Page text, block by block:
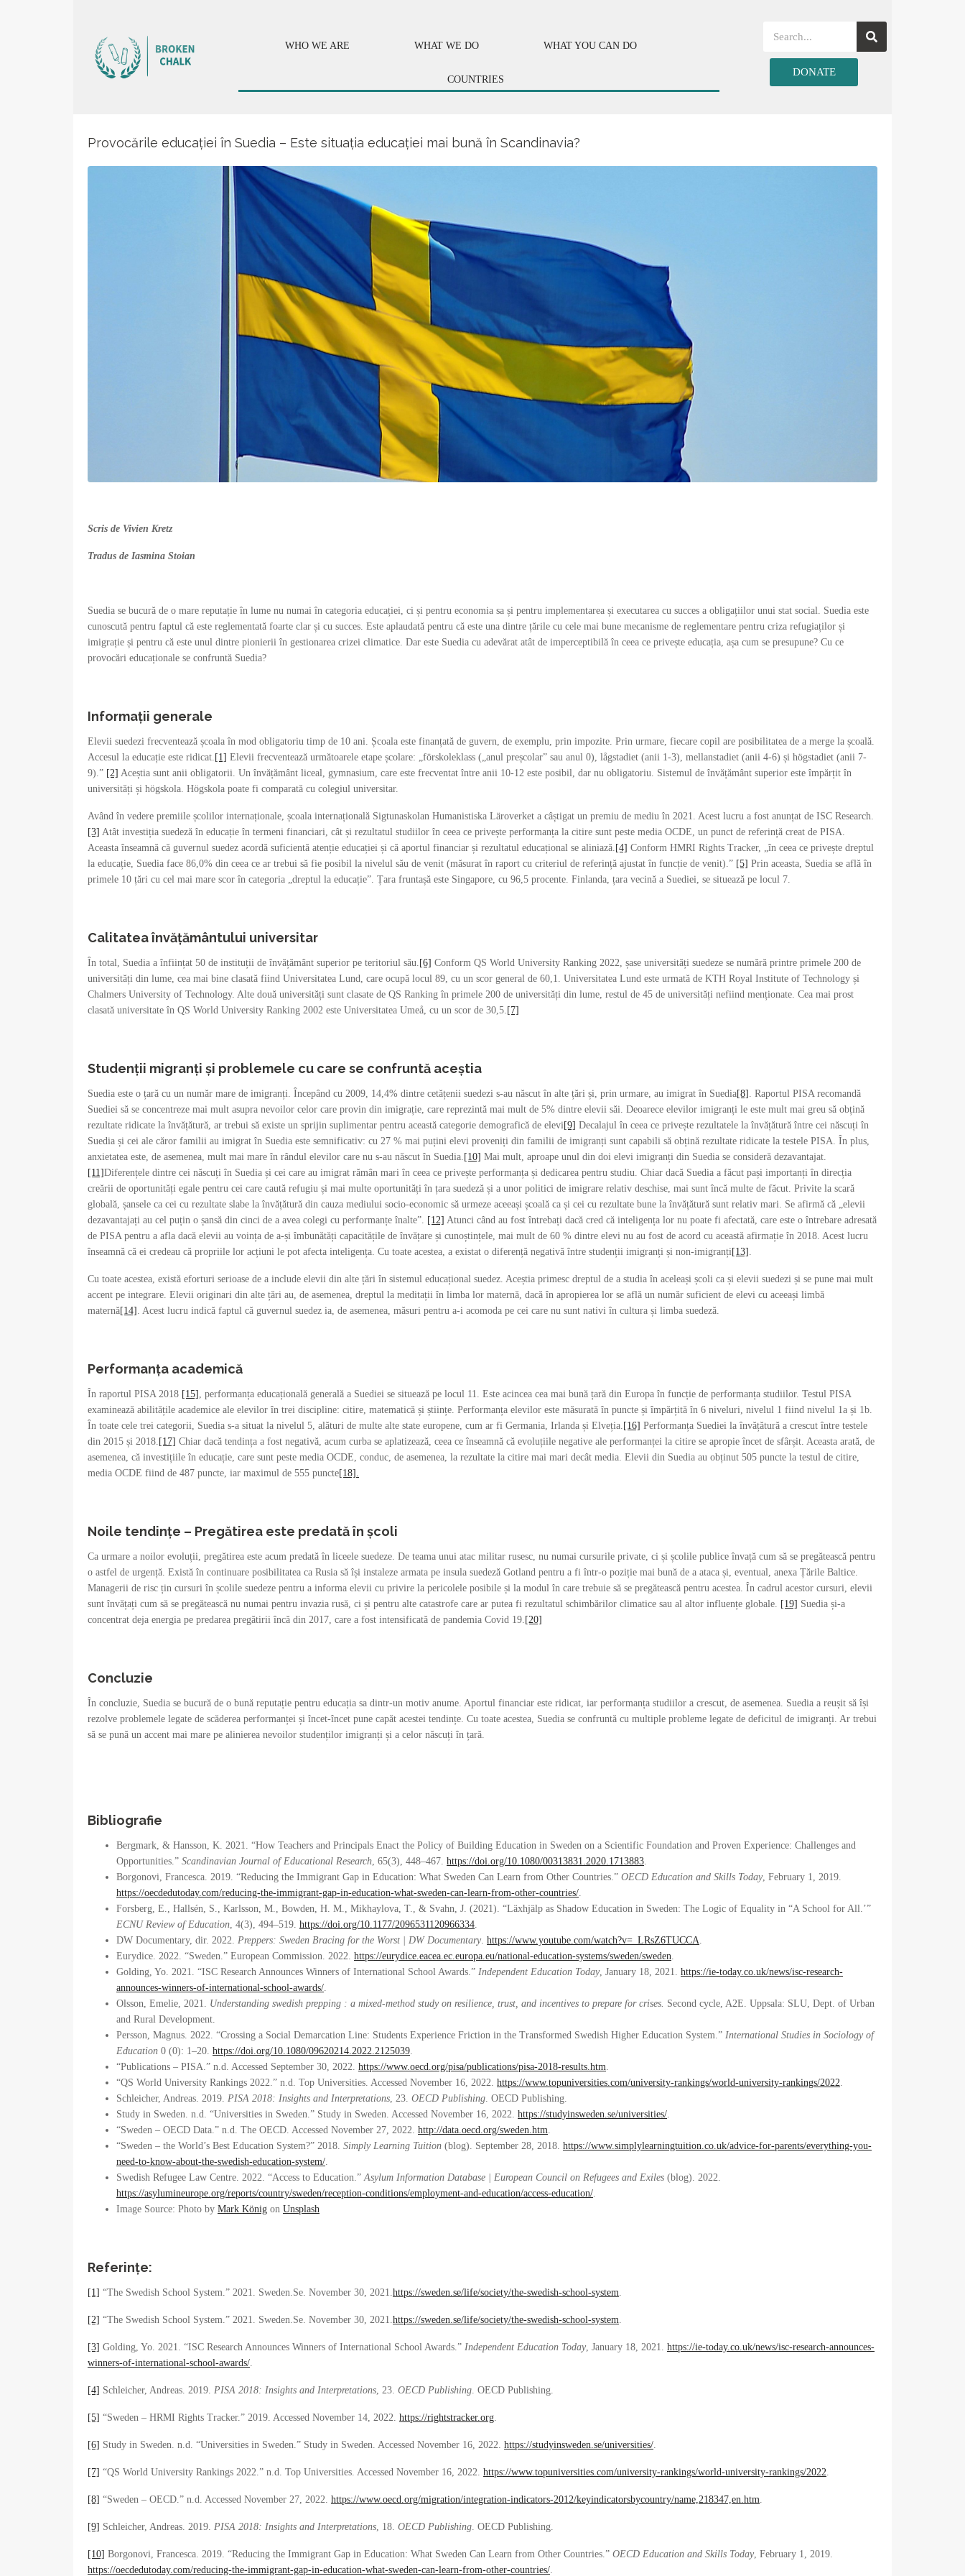
WHO WE ARE WHAT WE DO WHAT YOU CAN DO
COUNTRIES
DONATE
Provocările educației în Suedia – Este situația educației mai bună în Scandinavia?
Scris de Vivien Kretz
Tradus de Iasmina Stoian
Suedia se bucură de o mare reputație în lume nu numai în categoria educației, ci și pentru economia sa și pentru implementarea și executarea cu succes a obligațiilor unui stat social. Suedia este
cunoscută pentru faptul că este reglementată foarte clar și cu succes. Este aplaudată pentru că este una dintre țările cu cele mai bune mecanisme de reglementare pentru criza refugiaților și
imigrație și pentru că este unul dintre pionierii în gestionarea crizei climatice. Dar este Suedia cu adevărat atât de imperceptibilă în ceea ce privește educația, așa cum se presupune? Cu ce
provocări educaționale se confruntă Suedia?
Informații generale
Elevii suedezi frecventează școala în mod obligatoriu timp de 10 ani. Școala este finanțată de guvern, de exemplu, prin impozite. Prin urmare, fiecare copil are posibilitatea de a merge la școală.
Accesul la educație este ridicat. [1] Elevii frecventează următoarele etape școlare: „förskoleklass („anul preșcolar” sau anul 0), lågstadiet (anii 1-3), mellanstadiet (anii 4-6) și högstadiet (anii 7-
9).” [2] Aceștia sunt anii obligatorii. Un învățământ liceal, gymnasium, care este frecventat între anii 10-12 este posibil, dar nu obligatoriu. Sistemul de învățământ superior este împărțit în
universități și högskola. Högskola poate fi comparată cu colegiul universitar.
Având în vedere premiile școlilor internaționale, școala internațională Sigtunaskolan Humanistiska Läroverket a câștigat un premiu de mediu în 2021. Acest lucru a fost anunțat de ISC Research.
[3] Atât investiția suedeză în educație în termeni financiari, cât și rezultatul studiilor în ceea ce privește performanța la citire sunt peste media OCDE, un punct de referință creat de PISA.
Aceasta înseamnă că guvernul suedez acordă suficientă atenție educației și că aportul financiar și rezultatul educațional se aliniază. [4] Conform HMRI Rights Tracker, „în ceea ce privește dreptul
la educație, Suedia face 86,0% din ceea ce ar trebui să fie posibil la nivelul său de venit (măsurat în raport cu criteriul de referință ajustat în funcție de venit).” [5] Prin aceasta, Suedia se află în
primele 10 țări cu cel mai mare scor în categoria „dreptul la educație”. Țara fruntașă este Singapore, cu 96,5 procente. Finlanda, țara vecină a Suediei, se situează pe locul 7.
Calitatea învățământului universitar
În total, Suedia a înființat 50 de instituții de învățământ superior pe teritoriul său. [6] Conform QS World University Ranking 2022, șase universități suedeze se numără printre primele 200 de
universități din lume, cea mai bine clasată fiind Universitatea Lund, care ocupă locul 89, cu un scor general de 60,1. Universitatea Lund este urmată de KTH Royal Institute of Technology și
Chalmers University of Technology. Alte două universități sunt clasate de QS Ranking în primele 200 de universități din lume, restul de 45 de universități nefiind menționate. Cea mai prost
clasată universitate în QS World University Ranking 2002 este Universitatea Umeå, cu un scor de 30,5. [7]
Studenții migranți și problemele cu care se confruntă aceștia
Suedia este o țară cu un număr mare de imigranți. Începând cu 2009, 14,4% dintre cetățenii suedezi s-au născut în alte țări și, prin urmare, au imigrat în Suedia[8] . Raportul PISA recomandă
Suediei să se concentreze mai mult asupra nevoilor celor care provin din imigrație, care reprezintă mai mult de 5% dintre elevii săi. Deoarece elevilor imigranți le este mult mai greu să obțină
rezultate ridicate la învățătură, ar trebui să existe un sprijin suplimentar pentru această categorie demografică de elevi[9] Decalajul în ceea ce privește rezultatele la învățătură între cei născuți în
Suedia și cei ale căror familii au imigrat în Suedia este semnificativ: cu 27 % mai puțini elevi proveniți din familii de imigranți sunt capabili să obțină rezultate ridicate la testele PISA. În plus,
anxietatea este, de asemenea, mult mai mare în rândul elevilor care nu s-au născut în Suedia. [10] Mai mult, aproape unul din doi elevi imigranți din Suedia se consideră dezavantajat.
[11]Diferențele dintre cei născuți în Suedia și cei care au imigrat rămân mari în ceea ce privește performanța și dedicarea pentru studiu. Chiar dacă Suedia a făcut pași importanți în direcția
creării de oportunități egale pentru cei care caută refugiu și mai multe oportunități în țara suedeză și a unor politici de imigrare relativ deschise, mai sunt încă multe de făcut. Privite la scară
globală, șansele ca cei cu rezultate slabe la învățătură din cauza mediului socio-economic să urmeze aceeași școală ca și cei cu rezultate bune la învățătură sunt relativ mari. Se afirmă că „elevii
dezavantajați au cel puțin o șansă din cinci de a avea colegi cu performanțe înalte”. [12] Atunci când au fost întrebați dacă cred că inteligența lor nu poate fi afectată, care este o întrebare adresată
de PISA pentru a afla dacă elevii au voința de a-și îmbunătăți capacitățile de învățare și cunoștințele, mai mult de 60 % dintre elevi nu au fost de acord cu această afirmație în 2018. Acest lucru
înseamnă că ei credeau că propriile lor acțiuni le pot afecta inteligența. Cu toate acestea, a existat o diferență negativă între studenții imigranți și non-imigranți[13] .
Cu toate acestea, există eforturi serioase de a include elevii din alte țări în sistemul educațional suedez. Aceștia primesc dreptul de a studia în aceleași școli ca și elevii suedezi și se pune mai mult
accent pe integrare. Elevii originari din alte țări au, de asemenea, dreptul la meditații în limba lor maternă, dacă în apropierea lor se află un număr suficient de elevi cu aceeași limbă
maternă[14] . Acest lucru indică faptul că guvernul suedez ia, de asemenea, măsuri pentru a-i acomoda pe cei care nu sunt nativi în cultura și limba suedeză.
Performanța academică
În raportul PISA 2018 [15] , performanța educațională generală a Suediei se situează pe locul 11. Este acincea cea mai bună țară din Europa în funcție de performanța studiilor. Testul PISA
examinează abilitățile academice ale elevilor în trei discipline: citire, matematică și științe. Performanța elevilor este măsurată în puncte și împărțită în 6 niveluri, nivelul 1 fiind nivelul 1a și 1b.
În toate cele trei categorii, Suedia s-a situat la nivelul 5, alături de multe alte state europene, cum ar fi Germania, Irlanda și Elveția. [16] Performanța Suediei la învățătură a crescut între testele
din 2015 și 2018. [17] Chiar dacă tendința a fost negativă, acum curba se aplatizează, ceea ce înseamnă că evoluțiile negative ale performanței la citire se apropie încet de sfârșit. Aceasta arată, de
asemenea, că investițiile în educație, care sunt peste media OCDE, conduc, de asemenea, la rezultate la citire mai mari decât media. Elevii din Suedia au obținut 505 puncte la testul de citire,
media OCDE fiind de 487 puncte, iar maximul de 555 puncte[18].
Noile tendințe – Pregătirea este predată în școli
Ca urmare a noilor evoluții, pregătirea este acum predată în liceele suedeze. De teama unui atac militar rusesc, nu numai cursurile private, ci și școlile publice învață cum să se pregătească pentru
o astfel de urgență. Există în continuare posibilitatea ca Rusia să își instaleze armata pe insula suedeză Gotland pentru a fi într-o poziție mai bună de a ataca și, eventual, anexa Țările Baltice.
Managerii de risc țin cursuri în școlile suedeze pentru a informa elevii cu privire la pericolele posibile și la modul în care trebuie să se pregătească pentru acestea. În cadrul acestor cursuri, elevii
sunt învățați cum să se pregătească nu numai pentru invazia rusă, ci și pentru alte catastrofe care ar putea fi rezultatul schimbărilor climatice sau al altor influențe globale. [19] Suedia și-a
concentrat deja energia pe predarea pregătirii încă din 2017, care a fost intensificată de pandemia Covid 19. [20]
Concluzie
În concluzie, Suedia se bucură de o bună reputație pentru educația sa dintr-un motiv anume. Aportul financiar este ridicat, iar performanța studiilor a crescut, de asemenea. Suedia a reușit să își
rezolve problemele legate de scăderea performanței și încet-încet pune capăt acestei tendințe. Cu toate acestea, Suedia se confruntă cu multiple probleme legate de deficitul de imigranți. Ar trebui
să se pună un accent mai mare pe alinierea nevoilor studenților imigranți și a celor născuți în țară.
Bibliografie
Bergmark, & Hansson, K. 2021. “How Teachers and Principals Enact the Policy of Building Education in Sweden on a Scientific Foundation and Proven Experience: Challenges and
Opportunities.” Scandinavian Journal of Educational Research, 65(3), 448–467. https://doi.org/10.1080/00313831.2020.1713883.
Borgonovi, Francesca. 2019. “Reducing the Immigrant Gap in Education: What Sweden Can Learn from Other Countries.” OECD Education and Skills Today, February 1, 2019.
https://oecdedutoday.com/reducing-the-immigrant-gap-in-education-what-sweden-can-learn-from-other-countries/.
Forsberg, E., Hallsén, S., Karlsson, M., Bowden, H. M., Mikhaylova, T., & Svahn, J. (2021). “Läxhjälp as Shadow Education in Sweden: The Logic of Equality in “A School for All.’”
ECNU Review of Education, 4(3), 494–519. https://doi.org/10.1177/2096531120966334.
DW Documentary, dir. 2022. Preppers: Sweden Bracing for the Worst | DW Documentary. https://www.youtube.com/watch?v=_LRsZ6TUCCA.
Eurydice. 2022. “Sweden.” European Commission. 2022. https://eurydice.eacea.ec.europa.eu/national-education-systems/sweden/sweden.
Golding, Yo. 2021. “ISC Research Announces Winners of International School Awards.” Independent Education Today, January 18, 2021. https://ie-today.co.uk/news/isc-research-
announces-winners-of-international-school-awards/.
Olsson, Emelie, 2021. Understanding swedish prepping : a mixed-method study on resilience, trust, and incentives to prepare for crises. Second cycle, A2E. Uppsala: SLU, Dept. of Urban
and Rural Development.
Persson, Magnus. 2022. “Crossing a Social Demarcation Line: Students Experience Friction in the Transformed Swedish Higher Education System.” International Studies in Sociology of
Education 0 (0): 1–20. https://doi.org/10.1080/09620214.2022.2125039.
“Publications – PISA.” n.d. Accessed September 30, 2022. https://www.oecd.org/pisa/publications/pisa-2018-results.htm.
“QS World University Rankings 2022.” n.d. Top Universities. Accessed November 16, 2022. https://www.topuniversities.com/university-rankings/world-university-rankings/2022.
Schleicher, Andreas. 2019. PISA 2018: Insights and Interpretations, 23. OECD Publishing. OECD Publishing.
Study in Sweden. n.d. “Universities in Sweden.” Study in Sweden. Accessed November 16, 2022. https://studyinsweden.se/universities/.
“Sweden – OECD Data.” n.d. The OECD. Accessed November 27, 2022. http://data.oecd.org/sweden.htm.
“Sweden – the World’s Best Education System?” 2018. Simply Learning Tuition (blog). September 28, 2018. https://www.simplylearningtuition.co.uk/advice-for-parents/everything-you-
need-to-know-about-the-swedish-education-system/.
Swedish Refugee Law Centre. 2022. “Access to Education.”Asylum Information Database | European Council on Refugees and Exiles (blog). 2022.
https://asylumineurope.org/reports/country/sweden/reception-conditions/employment-and-education/access-education/.
Image Source: Photo by Mark König on Unsplash
Referințe:
[1] “The Swedish School System.” 2021. Sweden.Se. November 30, 2021.https://sweden.se/life/society/the-swedish-school-system.
[2] “The Swedish School System.” 2021. Sweden.Se. November 30, 2021.https://sweden.se/life/society/the-swedish-school-system.
[3] Golding, Yo. 2021. “ISC Research Announces Winners of International School Awards.” Independent Education Today, January 18, 2021. https://ie-today.co.uk/news/isc-research-announces-
winners-of-international-school-awards/.
[4] Schleicher, Andreas. 2019. PISA 2018: Insights and Interpretations, 23. OECD Publishing. OECD Publishing.
[5] “Sweden – HRMI Rights Tracker.” 2019. Accessed November 14, 2022. https://rightstracker.org.
[6] Study in Sweden. n.d. “Universities in Sweden.” Study in Sweden. Accessed November 16, 2022. https://studyinsweden.se/universities/.
[7] “QS World University Rankings 2022.” n.d. Top Universities. Accessed November 16, 2022. https://www.topuniversities.com/university-rankings/world-university-rankings/2022.
[8] “Sweden – OECD.” n.d. Accessed November 27, 2022. https://www.oecd.org/migration/integration-indicators-2012/keyindicatorsbycountry/name,218347,en.htm.
[9] Schleicher, Andreas. 2019. PISA 2018: Insights and Interpretations, 18. OECD Publishing. OECD Publishing.
[10] Borgonovi, Francesca. 2019. “Reducing the Immigrant Gap in Education: What Sweden Can Learn from Other Countries.” OECD Education and Skills Today, February 1, 2019.
https://oecdedutoday.com/reducing-the-immigrant-gap-in-education-what-sweden-can-learn-from-other-countries/.